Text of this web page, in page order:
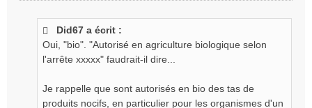
Did67 a écrit :
Oui, "bio". "Autorisé en agriculture biologique selon
l'arrête xxxxx" faudrait-il dire...
Je rappelle que sont autorisés en bio des tas de
produits nocifs, en particulier pour les organismes d'un